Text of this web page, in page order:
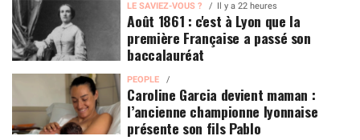
LE SAVIEZ-VOUS ? Il y a 22 heures
Août 1861 : c'est à Lyon que la
première Française a passé son
baccalauréat
PEOPLE
Caroline Garcia devient maman :
l’ancienne championne lyonnaise
présente son fils Pablo